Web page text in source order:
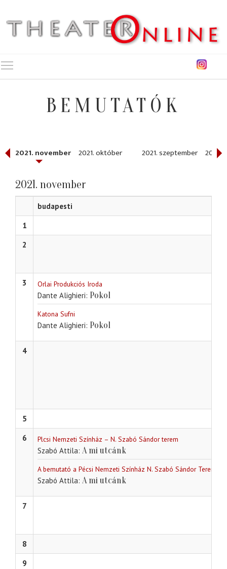
BEMUTATÓK
2021. november 2021. október 2021. szeptember 2021.
2021. november
budapesti
1
2
3 Orlai Produkciós Iroda
Dante Alighieri Pokol
Katona Sufni
Dante Alighieri Pokol
4
5
6
Plcsi Nemzeti Színház – N. Szabó Sándor terem
Szabó Attila A mi utcánk
A bemutató a Pécsi Nemzeti Színház N. Szabó Sándor
Szabó Attila A mi utcánk
7
8
9